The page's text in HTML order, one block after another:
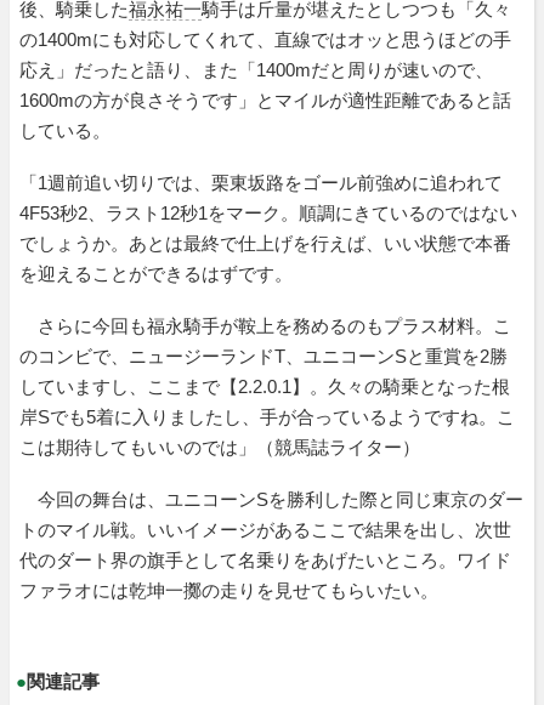
後、騎乗した福永祐一騎手は斤量が堪えたとしつつも「久々
の1400mにも対応してくれて、直線ではオッと思うほどの手
応え」だったと語り、また「1400mだと周りが速いので、
1600mの方が良さそうです」とマイルが適性距離であると話
している。
「1週前追い切りでは、栗東坂路をゴール前強めに追われて
4F53秒2、ラスト12秒1をマーク。順調にきているのではない
でしょうか。あとは最終で仕上げを行えば、いい状態で本番
を迎えることができるはずです。
さらに今回も福永騎手が鞍上を務めるのもプラス材料。こ
のコンビで、ニュージーランドT、ユニコーンSと重賞を2勝
していますし、ここまで【2.2.0.1】。久々の騎乗となった根
岸Sでも5着に入りましたし、手が合っているようですね。こ
こは期待してもいいのでは」（競馬誌ライター）
今回の舞台は、ユニコーンSを勝利した際と同じ東京のダー
トのマイル戦。いいイメージがあるここで結果を出し、次世
代のダート界の旗手として名乗りをあげたいところ。ワイド
ファラオには乾坤一擲の走りを見せてもらいたい。
●関連記事